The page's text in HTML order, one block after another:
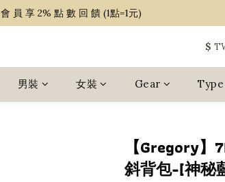
~ 單 筆 消 費 滿 $ 1 5 0 0 免 運 費 ~
會 員 享 2% 點 數 回 饋 (1點=1元)
$
男裝 女裝 Gear Type
【Gregory】
斜背包-[神秘